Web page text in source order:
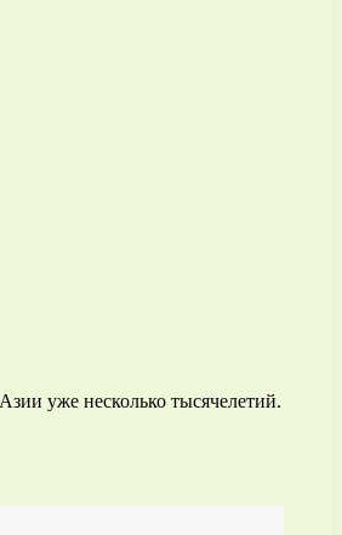
уже несколько тысячелетий.